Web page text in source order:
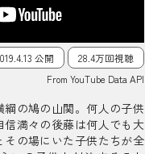
公開
28.4万回視聴
From YouTube Data API
の鳩の山関。何人の子供
満々の後藤は何人でも大
の場にいた子供たちが全